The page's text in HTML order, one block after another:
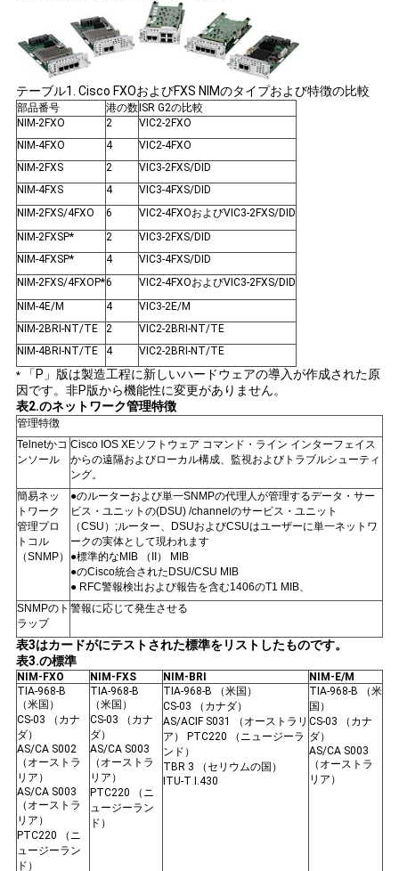
事
SITEMAP
プ
ラ
イ
バ
シ
ー
ポ
リ
シ
ー
テーブル1. Cisco FXOおよびFXS NIMのタイプおよび特徴の比較
部品番号 港の数 ISR G2の比較
NIM-2FXO
2
VIC2-2FXO
NIM-4FXO
4
VIC2-4FXO
NIM-2FXS
2
VIC3-2FXS/DID
NIM-4FXS
4
VIC3-4FXS/DID
NIM-2FXS/4FXO
6
VIC2-4FXOおよびVIC3-2FXS/DID
NIM-2FXSP*
2
VIC3-2FXS/DID
NIM-4FXSP*
4
VIC3-4FXS/DID
NIM-2FXS/4FXOP*6
VIC2-4FXOおよびVIC3-2FXS/DID
NIM-4E/M
4
VIC3-2E/M
NIM-2BRI-NT/TE
2
VIC2-2BRI-NT/TE
NIM-4BRI-NT/TE
4
VIC2-2BRI-NT/TE
*「P」版は製造工程に新しいハードウェアの導入が作成された原
因です。非P版から機能性に変更がありません。
表2.のネットワーク管理特徴
管理特徴
Telnetかコ
ンソール
Cisco IOS XEソフトウェア コマンド・ライン インターフェイス
からの遠隔およびローカル構成、監視およびトラブルシューティ
ング。
簡易ネッ
トワーク
管理プロ
トコル
（SNMP）
●のルーターおよび単一SNMPの代理人が管理するデータ・サー
ビス・ユニットの(DSU) /channelのサービス・ユニット
（CSU）;ルーター、DSUおよびCSUはユーザーに単一ネットワ
ークの実体として現われます
●標準的なMIB （II） MIB
●のCisco統合されたDSU/CSU MIB
● RFC警報検出および報告を含む1406のT1 MIB、
SNMPのト
ラップ
警報に応じて発生させる
表3はカードがにテストされた標準をリストしたものです。
表3.の標準
NIM-FXO NIM-FXS NIM-BRI
NIM-E/M
TIA-968-B
（米国）
CS-03 （カナ
ダ）
AS/CA S002
（オーストラ
リア）
AS/CA S003
（オーストラ
リア）
PTC220 （ニ
ュージーラン
ド）
TIA-968-B
（米国）
CS-03 （カナ
ダ）
AS/CA S003
（オーストラ
リア）
PTC220 （ニ
ュージーラン
ド）
TIA-968-B （米国）
CS-03 （カナダ）
AS/ACIF S031 （オーストラリ
ア） PTC220 （ニュージーラ
ンド）
TBR 3 （セリウムの国）
ITU-T I.430
TIA-968-B （米
国）
CS-03 （カナ
ダ）
AS/CA S003
（オーストラ
リア）